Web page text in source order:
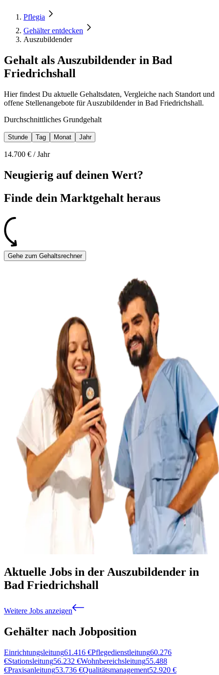
Pflegia
Gehälter entdecken
Auszubildender
Gehalt als Auszubildender in Bad
Friedrichshall
Hier findest Du aktuelle Gehaltsdaten, Vergleiche nach Standort und
offene Stellenangebote für Auszubildender in Bad Friedrichshall.
Durchschnittliches Grundgehalt
Stunde Tag Monat Jahr
14.700 € /Jahr
Neugierig auf deinen Wert?
Finde dein Marktgehalt heraus
Gehe zum Gehaltsrechner
Aktuelle Jobs in der Auszubildender in
Bad Friedrichshall
Weitere Jobs anzeigen
Gehälter nach Jobposition
Einrichtungsleitung61.416 €Pflegedienstleitung60.276
€Stationsleitung56.232 €Wohnbereichsleitung55.488
€Praxisanleitung53.736 €Qualitätsmanagement52.920 €